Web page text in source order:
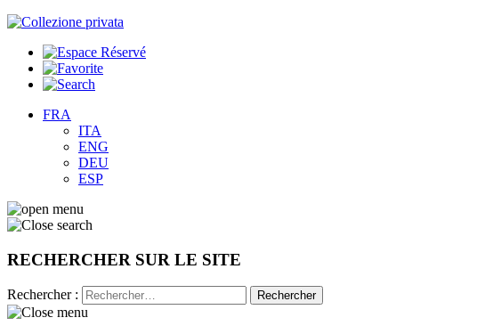
FRA
ITA
ENG
DEU
ESP
RECHERCHER SUR LE SITE
Rechercher :